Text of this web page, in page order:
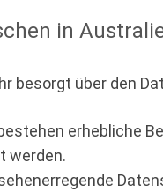
in
besorgt über den
erhebliche
werden.